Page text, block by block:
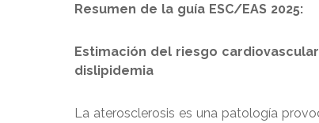
Resumen de la guía ESC/EAS 2025:
Estimación del riesgo
dislipidemia
La aterosclerosis es una patología